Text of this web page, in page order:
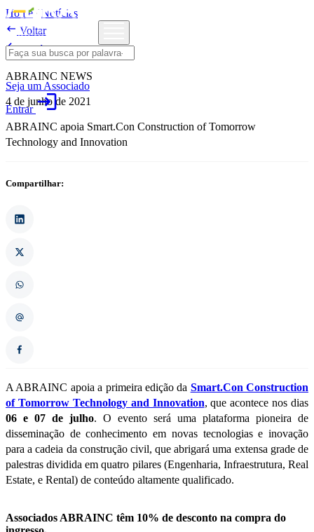
Seja um Associado
Entrarlogin
Home/Notícias
 Voltar
Notícias
ABRAINC NEWS
4 de junho de 2021
ABRAINC apoia Smart.Con Construction of Tomorrow
Technology and Innovation
Compartilhar:
A ABRAINC apoia a primeira edição da Smart.Con Construction
of Tomorrow Technology and Innovation, que acontece nos dias
06 e 07 de julho. O evento será uma plataforma pioneira de
disseminação de conhecimento em novas tecnologias e inovação
para a cadeia da construção civil, que abrigará uma extensa grade de
palestras dividida em quatro pilares (Engenharia, Infraestrutura, Real
Estate, e Rental) de conteúdo altamente qualificado.
Associados ABRAINC têm 10% de desconto na compra do